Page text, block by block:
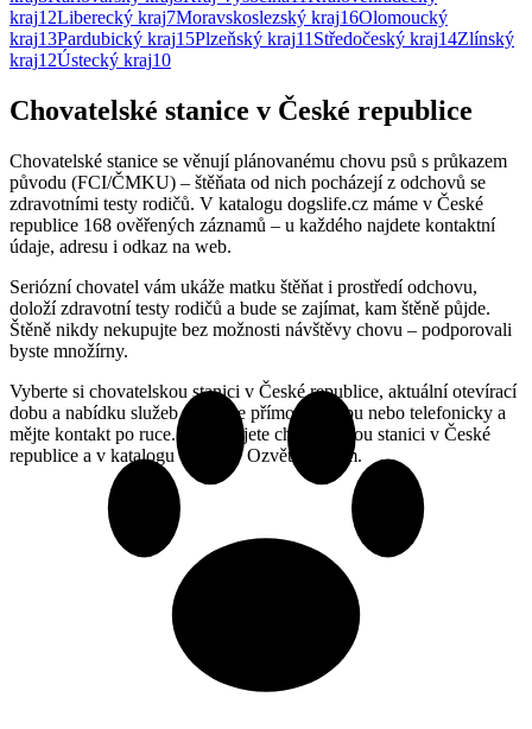
kraj12Liberecký kraj7Moravskoslezský kraj16Olomoucký
kraj13Pardubický kraj15Plzeňský kraj11 Středočeský kraj14Zlínský
kraj12Ústecký kraj10
Chovatelské stanice v České republice
Chovatelské stanice se věnují plánovanému chovu psů s průkazem
původu (FCI/ČMKU) – štěňata od nich pocházejí z odchovů se
zdravotními testy rodičů. V katalogu dogslife.cz máme v České
republice 168 ověřených záznamů – u každého najdete kontaktní
údaje, adresu i odkaz na web.
Seriózní chovatel vám ukáže matku štěňat i prostředí odchovu,
doloží zdravotní testy rodičů a bude se zajímat, kam štěně půjde.
Štěně nikdy nekupujte bez možnosti návštěvy chovu – podporovali
byste množírny.
Vyberte si chovatelskou stanici v České republice, aktuální otevírací
dobu a nabídku služeb si ověřte přímo na webu nebo telefonicky a
mějte kontakt po ruce. Provozujete chovatelskou stanici v České
republice a v katalogu chybíte? Ozvěte se nám.